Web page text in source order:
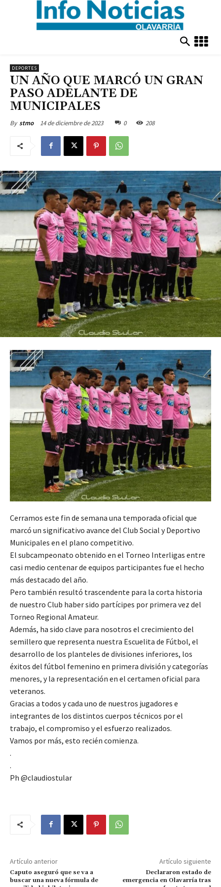
DEPORTES
UN AÑO QUE MARCÓ UN GRAN
PASO ADELANTE DE
MUNICIPALES
By stmo 14 de diciembre de 2023 0 208
Cerramos este fin de semana una temporada oficial que
marcó un significativo avance del Club Social y Deportivo
Municipales en el plano competitivo.
El subcampeonato obtenido en el Torneo Interligas entre
casi medio centenar de equipos participantes fue el hecho
más destacado del año.
Pero también resultó trascendente para la corta historia
de nuestro Club haber sido partícipes por primera vez del
Torneo Regional Amateur.
Además, ha sido clave para nosotros el crecimiento del
semillero que representa nuestra Escuelita de Fútbol, el
desarrollo de los planteles de divisiones inferiores, los
éxitos del fútbol femenino en primera división y categorías
menores, y la representación en el certamen oficial para
veteranos.
Gracias a todos y cada uno de nuestros jugadores e
integrantes de los distintos cuerpos técnicos por el
trabajo, el compromiso y el esfuerzo realizados.
Vamos por más, esto recién comienza.
.
.
Ph @claudiostular
Artículo anterior
Caputo aseguró que se va a
buscar una nueva fórmula de
Artículo siguiente
Declararon estado de
emergencia en Olavarría tras